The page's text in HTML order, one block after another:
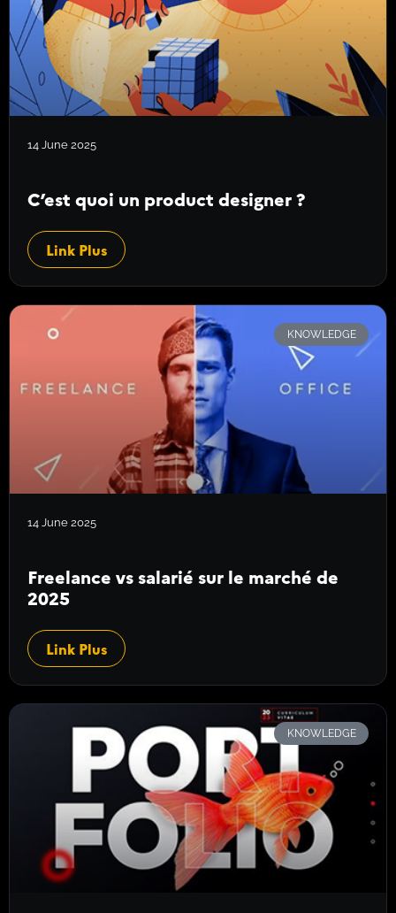
C’est quoi un product designer ?
Link Plus
14 June 2025
KNOWLEDGE
Freelance vs salarié sur le marché de
2025
Link Plus
14 June 2025
KNOWLEDGE